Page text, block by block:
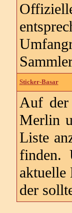
Sticker-Basar
Auf der
Merlin
Liste
finden.
aktuelle
der